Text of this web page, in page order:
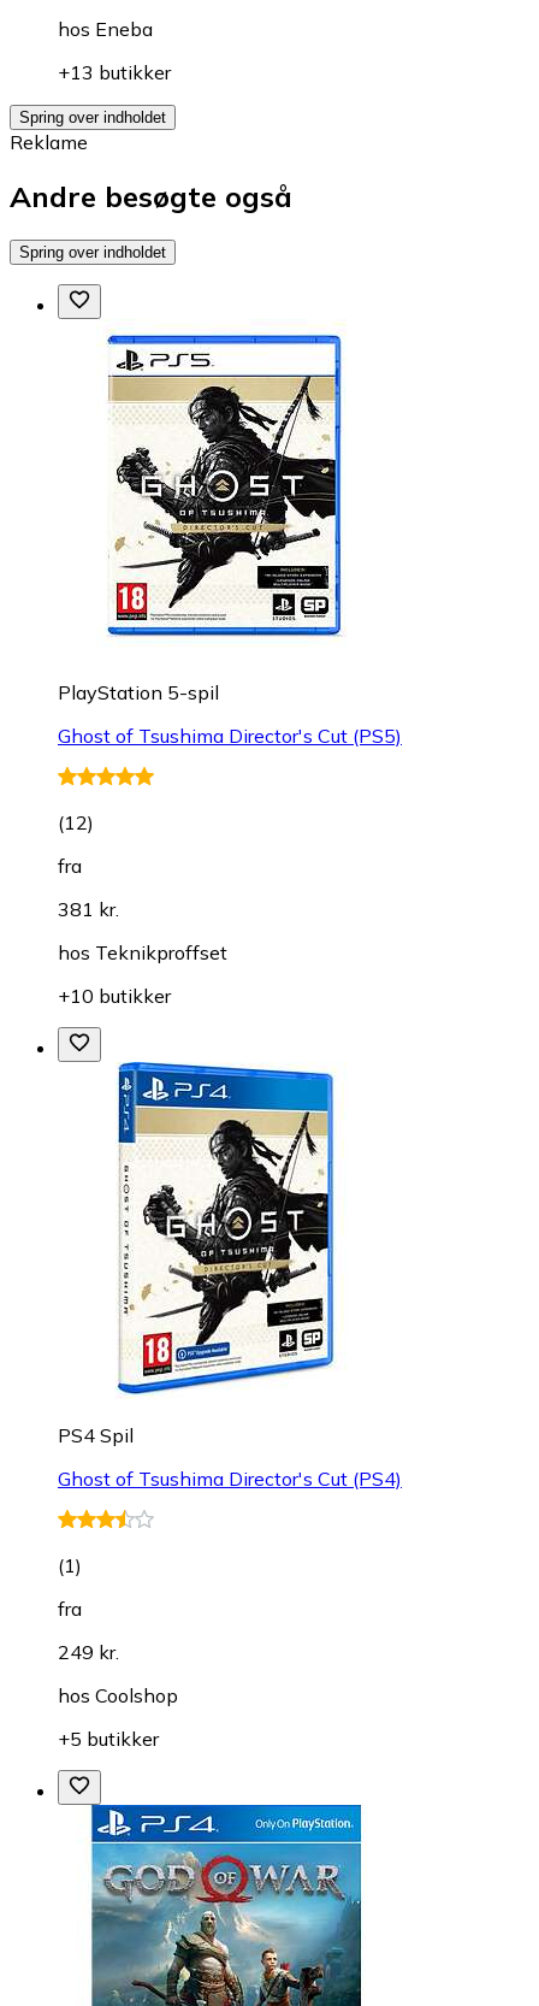
hos Eneba
+13 butikker
Spring over indholdet
Reklame
Andre besøgte også
Spring over indholdet
PlayStation 5-spil
Ghost of Tsushima Director's Cut (PS5)
(12)
fra
381 kr.
hos Teknikproffset
+10 butikker
PS4 Spil
Ghost of Tsushima Director's Cut (PS4)
(1)
fra
249 kr.
hos Coolshop
+5 butikker